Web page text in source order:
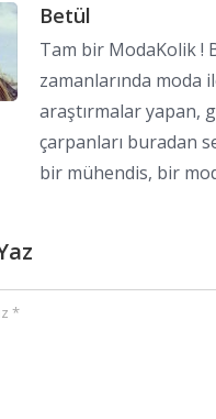
Betül
Tam bir ModaKolik !
zamanlarında moda
araştırmalar yapan,
çarpanları buradan
bir mühendis, bir